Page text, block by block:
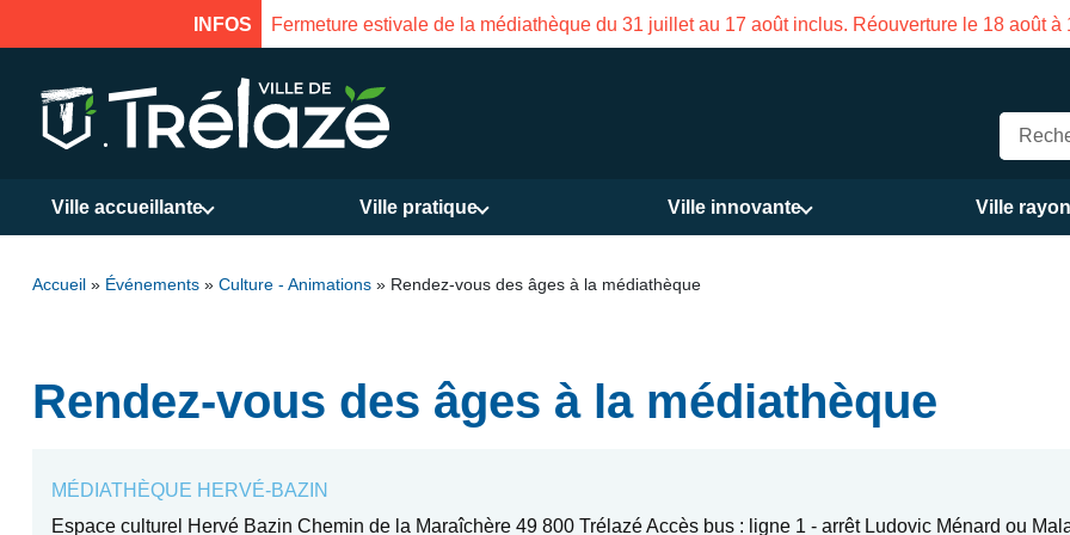
INFOS
Fermeture estivale de la médiathèque du 31 juillet au 17 août inclus. Réouverture le 18 août à 16h
Ville accueillante Ville pratique Ville innovante Ville
Accueil » Événements » Culture - Animations » Rendez-vous des âges à la médiathèque
Rendez-vous des âges à la médiathèque
MÉDIATHÈQUE HERVÉ-BAZIN
Espace culturel Hervé Bazin Chemin de la Maraîchère 49 800 Trélazé Accès bus : ligne 1 - arrêt Ludovic Ménard ou